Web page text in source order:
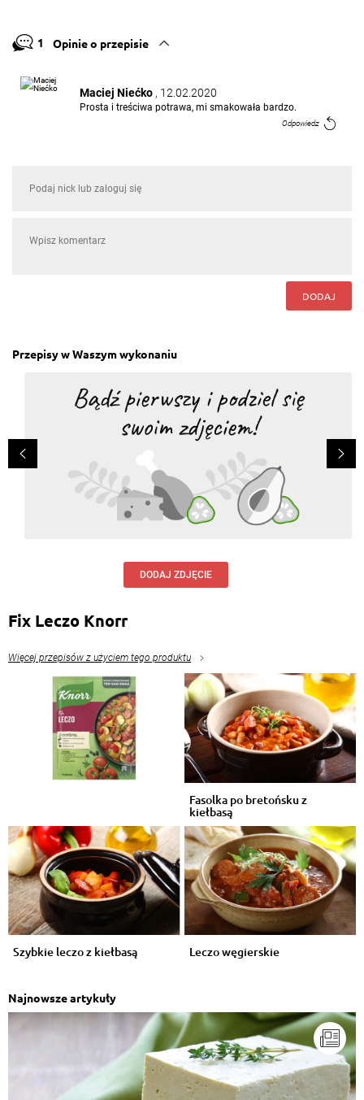
1 Opinie o przepisie
Maciej Niećko , 12.02.2020
Prosta i treściwa potrawa, mi smakowała bardzo.
Odpowiedz
DODAJ
Przepisy w Waszym wykonaniu
DODAJ ZDJĘCIE
Fix Leczo Knorr
Więcej przepisów z użyciem tego produktu
Fasolka po bretońsku z
kiełbasą
Szybkie leczo z kiełbasą Leczo węgierskie
Najnowsze artykuły